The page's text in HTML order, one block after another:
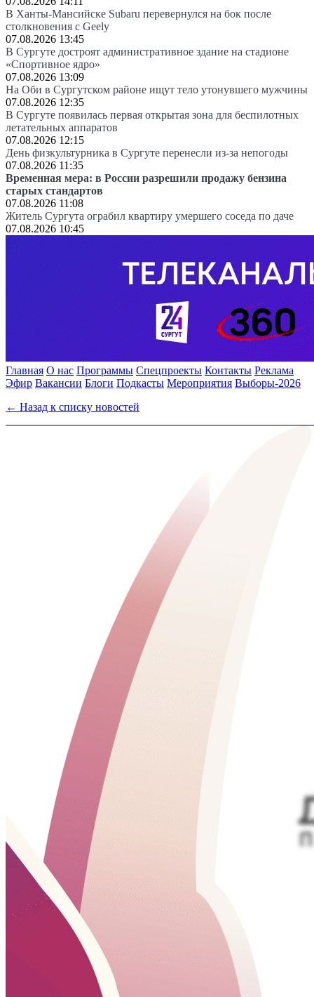
В Ханты-Мансийске Subaru перевернулся на бок после
столкновения с Geely
07.08.2026 13:45
В Сургуте достроят административное здание на стадионе
«Спортивное ядро»
07.08.2026 13:09
На Оби в Сургутском районе ищут тело утонувшего мужчины
07.08.2026 12:35
В Сургуте появилась первая открытая зона для беспилотных
летательных аппаратов
07.08.2026 12:15
День физкультурника в Сургуте перенесли из-за непогоды
07.08.2026 11:35
Временная мера: в России разрешили продажу бензина
старых стандартов
07.08.2026 11:08
Житель Сургута ограбил квартиру умершего соседа по даче
07.08.2026 10:45
Главная О нас Программы Спецпроекты Контакты Реклама
Эфир Вакансии Блоги Подкасты Мероприятия Выборы-2026
← Назад к списку новостей